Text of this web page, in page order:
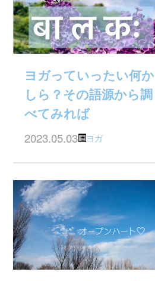
ヨガっていったい何か
しら？その語源から調
べてみれば
2023.05.03 ヨガ